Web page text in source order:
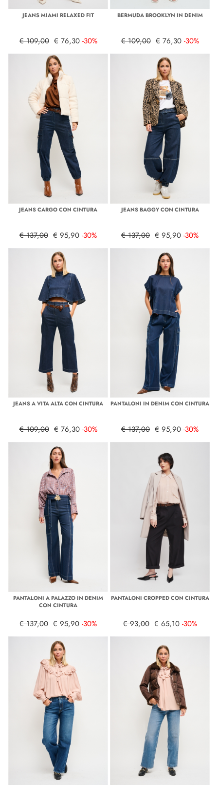
JEANS MIAMI RELAXED FIT
€ 109,00 € 76,30 -30%
BERMUDA BROOKLYN IN DENIM
€ 109,00 € 76,30 -30%
JEANS CARGO CON CINTURA
€ 137,00 € 95,90 -30%
JEANS BAGGY CON CINTURA
€ 137,00 € 95,90 -30%
JEANS A VITA ALTA CON CINTURA
€ 109,00 € 76,30 -30%
PANTALONI IN DENIM CON CINTURA
€ 137,00 € 95,90 -30%
PANTALONI A PALAZZO IN DENIM
CON CINTURA
€ 137,00 € 95,90 -30%
PANTALONI CROPPED CON CINTURA
€ 93,00 € 65,10 -30%